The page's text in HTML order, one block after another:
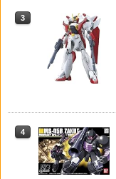
3
3
4